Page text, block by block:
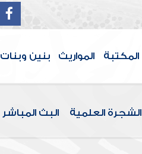
المكتبة المواريث بنين وبنات
الشجرة العلمية البث المباشر